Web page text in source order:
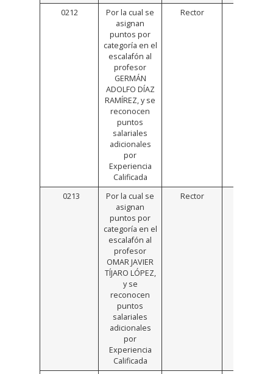
0212
Por la cual se
asignan
puntos por
categoría en el
escalafón al
profesor
GERMÁN
ADOLFO DÍAZ
RAMÍREZ, y se
reconocen
puntos
salariales
adicionales
por
Experiencia
Calificada
Rector
0213
Por la cual se
asignan
puntos por
categoría en el
escalafón al
profesor
OMAR JAVIER
TÍJARO LÓPEZ,
y se
reconocen
puntos
salariales
adicionales
por
Experiencia
Calificada
Rector